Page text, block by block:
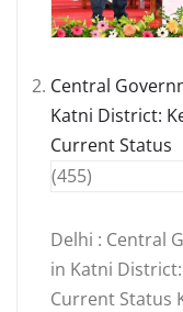
Central
Katni District:
Current Status
(455)
Delhi : Central
in Katni
Current Status